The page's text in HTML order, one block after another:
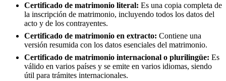
Certificado de matrimonio literal: Es una copia completa de
la inscripción de matrimonio, incluyendo todos los datos del
acto y de los contrayentes.
Certificado de matrimonio en extracto: Contiene una
versión resumida con los datos esenciales del matrimonio.
Certificado de matrimonio internacional o plurilingüe: Es
válido en varios países y se emite en varios idiomas, siendo
útil para trámites internacionales.